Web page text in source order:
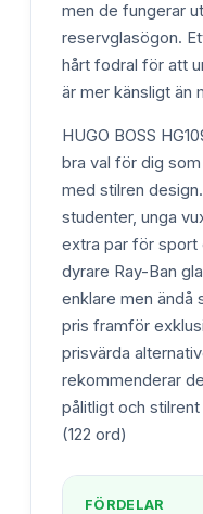
men de fungerar
reservglasögon.
hårt fodral för att
är mer känsligt än
HUGO BOSS
bra val för dig
med stilren
studenter, unga
extra par för sport
dyrare Ray-Ban
enklare men ändå
pris framför
prisvärda
rekommenderar
pålitligt och
(122 ord)
FÖRDELAR